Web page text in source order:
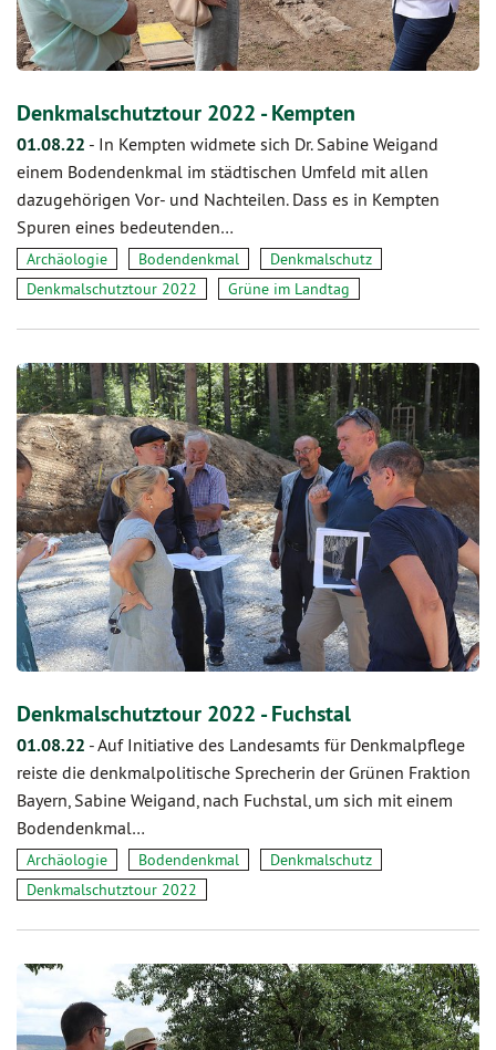
Denkmalschutztour 2022 - Kempten
01.08.22 - In Kempten widmete sich Dr. Sabine Weigand
einem Bodendenkmal im städtischen Umfeld mit allen
dazugehörigen Vor- und Nachteilen. Dass es in Kempten
Spuren eines bedeutenden…
Archäologie Bodendenkmal
Denkmalschutz
Denkmalschutztour 2022
Grüne im Landtag
Denkmalschutztour 2022 - Fuchstal
01.08.22 -Auf Initiative des Landesamts für Denkmalpflege
reiste die denkmalpolitische Sprecherin der Grünen Fraktion
Bayern, Sabine Weigand, nach Fuchstal, um sich mit einem
Bodendenkmal…
Archäologie Bodendenkmal
Denkmalschutz
Denkmalschutztour 2022